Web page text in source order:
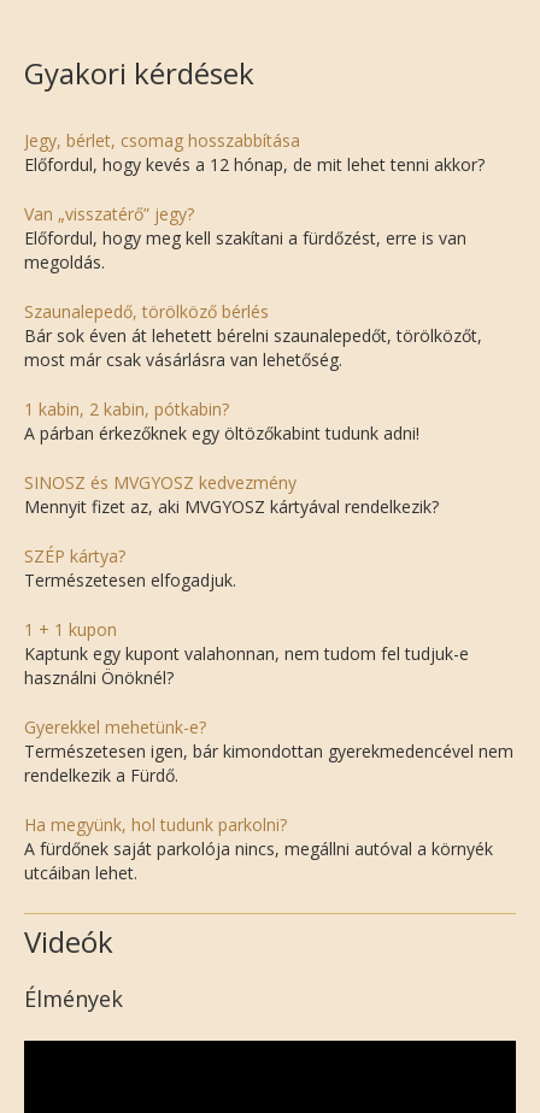
Gyakori kérdések
Jegy, bérlet, csomag hosszabbítása
Előfordul, hogy kevés a 12 hónap, de mit lehet tenni akkor?
Van „visszatérő” jegy?
Előfordul, hogy meg kell szakítani a fürdőzést, erre is van
megoldás.
Szaunalepedő, törölköző bérlés
Bár sok éven át lehetett bérelni szaunalepedőt, törölközőt,
most már csak vásárlásra van lehetőség.
1 kabin, 2 kabin, pótkabin?
A párban érkezőknek egy öltözőkabint tudunk adni!
SINOSZ és MVGYOSZ kedvezmény
Mennyit fizet az, aki MVGYOSZ kártyával rendelkezik?
SZÉP kártya?
Természetesen elfogadjuk.
1 + 1 kupon
Kaptunk egy kupont valahonnan, nem tudom fel tudjuk-e
használni Önöknél?
Gyerekkel mehetünk-e?
Természetesen igen, bár kimondottan gyerekmedencével nem
rendelkezik a Fürdő.
Ha megyünk, hol tudunk parkolni?
A fürdőnek saját parkolója nincs, megállni autóval a környék
utcáiban lehet.
Videók
Élmények